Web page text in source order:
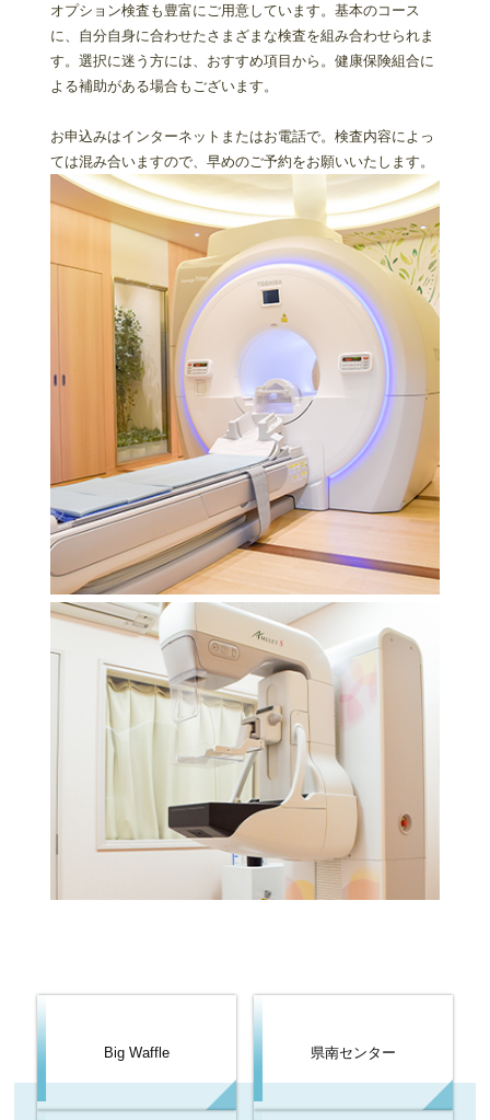
オプション検査も豊富にご用意しています。基本のコース
に、自分自身に合わせたさまざまな検査を組み合わせられま
す。選択に迷う方には、おすすめ項目から。健康保険組合に
よる補助がある場合もございます。
お申込みはインターネットまたはお電話で。検査内容によっ
ては混み合いますので、早めのご予約をお願いいたします。
Big Waffle 県南センター